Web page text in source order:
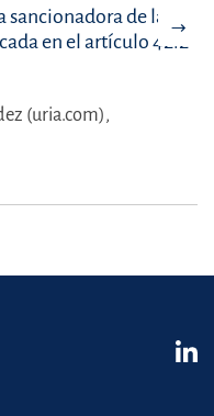
de la
en el artículo 42.2
(uria.com),